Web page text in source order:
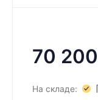
70 200
На складе: